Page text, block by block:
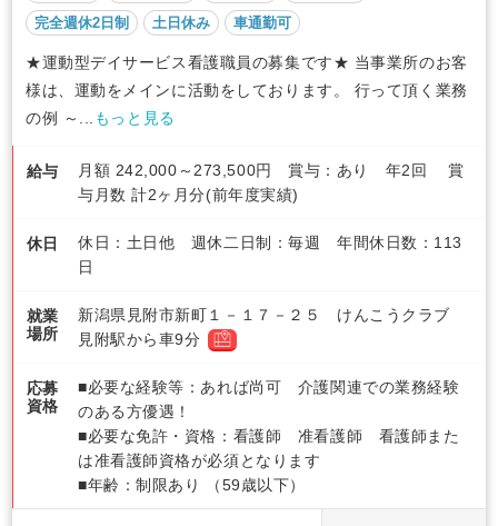
完全週休2日制
土日休み 車通勤可
★運動型デイサービス看護職員の募集です★ 当事業所のお客
様は、運動をメインに活動をしております。 行って頂く業務
の例 ～...
もっと見る
給与
月額 242,000～273,500円 賞与：あり 年2回 賞
与月数 計2ヶ月分(前年度実績)
休日
休日：土日他 週休二日制：毎週 年間休日数：113
日
就業
場所
新潟県見附市新町１－１７－２５ けんこうクラブ
見附駅から車9分
応募
資格
■必要な経験等：あれば尚可 介護関連での業務経験
のある方優遇！
■必要な免許・資格：看護師 准看護師 看護師また
は准看護師資格が必須となります
■年齢：制限あり （59歳以下）